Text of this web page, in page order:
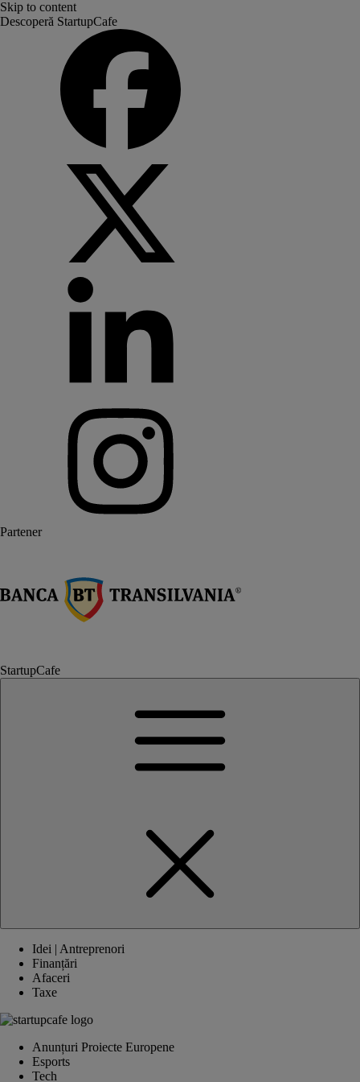
Skip to content
Descoperă StartupCafe
Partener
StartupCafe
Idei | Antreprenori
Finanțări
Afaceri
Taxe
Anunțuri Proiecte Europene
Esports
Tech